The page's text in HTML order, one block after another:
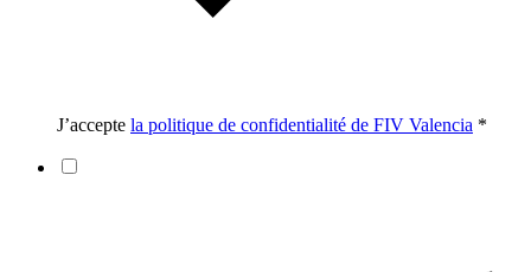
J’accepte la politique de confidentialité de FIV Valencia *